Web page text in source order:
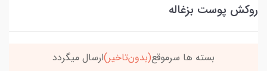
روکش پوست بزغاله
خریدتو به5میلیون برسون،ارسالت‌رایگانه